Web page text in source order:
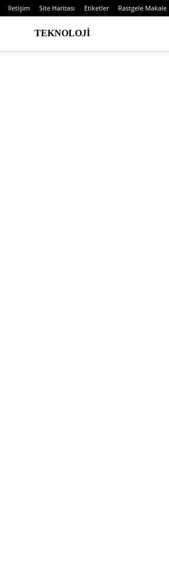
İletişim Site Haritası Etiketler Rastgele Makale
TEKNOLOJI